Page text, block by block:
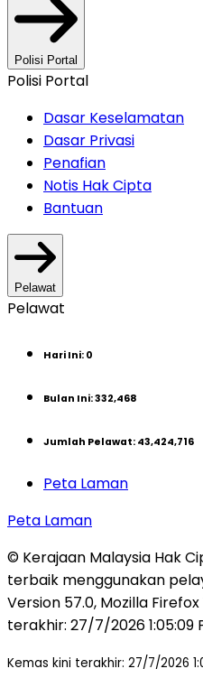
Polisi Portal
Polisi Portal
Dasar Keselamatan
Dasar Privasi
Penafian
Notis Hak Cipta
Bantuan
Pelawat
Pelawat
Hari Ini: 0
Bulan Ini:332,468
Jumlah Pelawat: 43,424,716
Peta Laman
Peta Laman
© Kerajaan Malaysia Hak
terbaik menggunakan
Version 57.0, Mozilla
terakhir: 27/7/2026 1:05:09
Kemas kini terakhir: 27/7/2026